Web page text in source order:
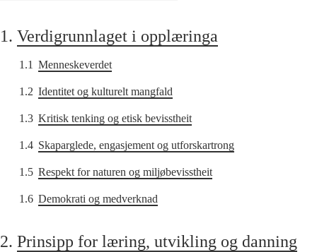
1. Verdigrunnlaget i opplæringa
1.1 Menneskeverdet
1.2 Identitet og kulturelt mangfald
1.3 Kritisk tenking og etisk bevisstheit
1.4 Skaparglede, engasjement og utforskartrong
1.5 Respekt for naturen og miljøbevisstheit
1.6 Demokrati og medverknad
2. Prinsipp for læring, utvikling og danning